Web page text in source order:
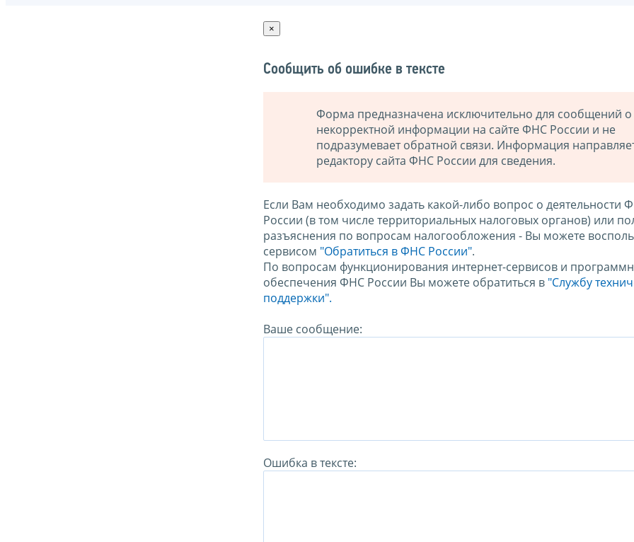
×
Сообщить об ошибке в тексте
Форма предназначена исключительно для сообщений о
некорректной информации на сайте ФНС России и не
подразумевает обратной связи. Информация
редактору сайта ФНС России для сведения.
Если Вам необходимо задать какой-либо вопрос о деятельности
России (в том числе территориальных налоговых органов) или
разъяснения по вопросам налогообложения - Вы можете
сервисом "Обратиться в ФНС России".
По вопросам функционирования интернет-сервисов и
обеспечения ФНС России Вы можете обратиться в "Службу
поддержки".
Ваше сообщение:
Ошибка в тексте: